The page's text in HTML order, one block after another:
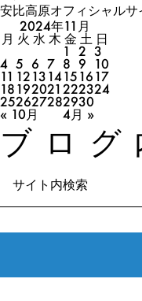
安比高原オフィシャルサ
2024年11月
月 火 水 木 金 土 日
« 10月 4月 »
1 2 3
4 5 6 7 8 9 10
11 121314151617
18192021222324
252627282930
ブログ